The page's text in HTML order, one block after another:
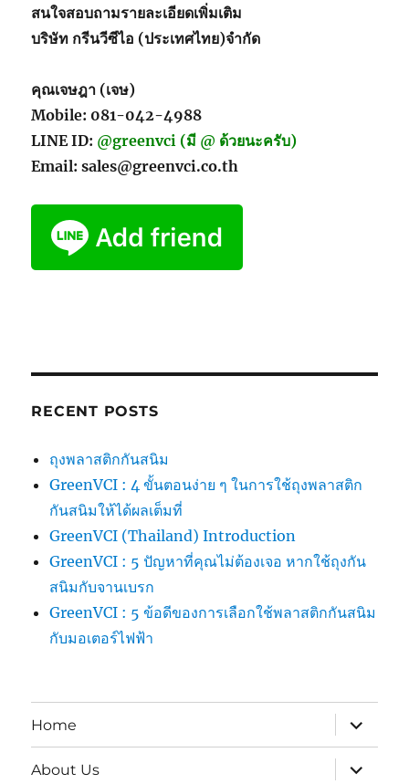
สนใจสอบถามรายละเอียดเพิ่มเติม
บริษัท กรีนวีซีไอ (ประเทศไทย)จำกัด
คุณเจษฎา (เจษ)
Mobile: 081-042-4988
LINE ID: @greenvci (มี @ ด้วยนะครับ)
Email: sales@greenvci.co.th
RECENT POSTS
ถุงพลาสติกกันสนิม
GreenVCI : 4 ขั้นตอนง่าย ๆ ในการใช้ถุงพลาสติก
กันสนิมให้ได้ผลเต็มที่
GreenVCI (Thailand) Introduction
GreenVCI : 5 ปัญหาที่คุณไม่ต้องเจอ หากใช้ถุงกัน
สนิมกับจานเบรก
GreenVCI : 5 ข้อดีของการเลือกใช้พลาสติกกันสนิม
กับมอเตอร์ไฟฟ้า
Home
expand
child
menu
About Us
expand
child